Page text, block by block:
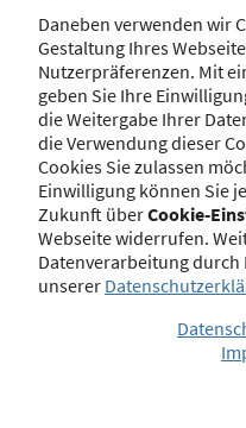
Daneben verwenden wir
Gestaltung Ihres
Nutzerpräferenzen. Mit
geben Sie Ihre
die Weitergabe Ihrer
die Verwendung dieser
Cookies Sie zulassen
Einwilligung können Sie
Zukunft überCookie-
Webseite widerrufen.
Datenverarbeitung
unserer